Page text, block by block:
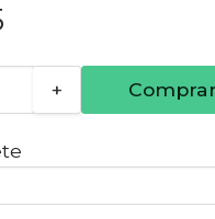
+ Comprar